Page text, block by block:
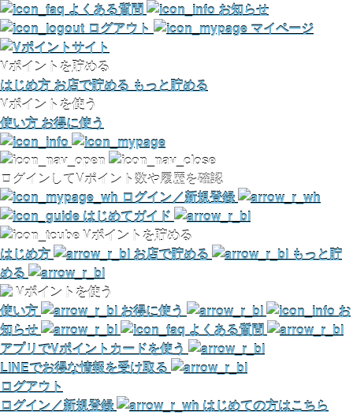
よくある質問
お知らせ
ログアウト
マイページ
Vポイントを貯める
はじめ方 お店で貯める もっと貯める
Vポイントを使う
使い方 お得に使う
ログインしてVポイント数や履歴を確認
ログイン／新規登録
はじめてガイド
Vポイントを貯める
はじめ方
お店で貯める
もっと貯
める
Vポイントを使う
使い方
お得に使う
お
知らせ
よくある質問
アプリでVポイントカードを使う
LINEでお得な情報を受け取る
ログアウト
ログイン／新規登録
はじめての方はこちら